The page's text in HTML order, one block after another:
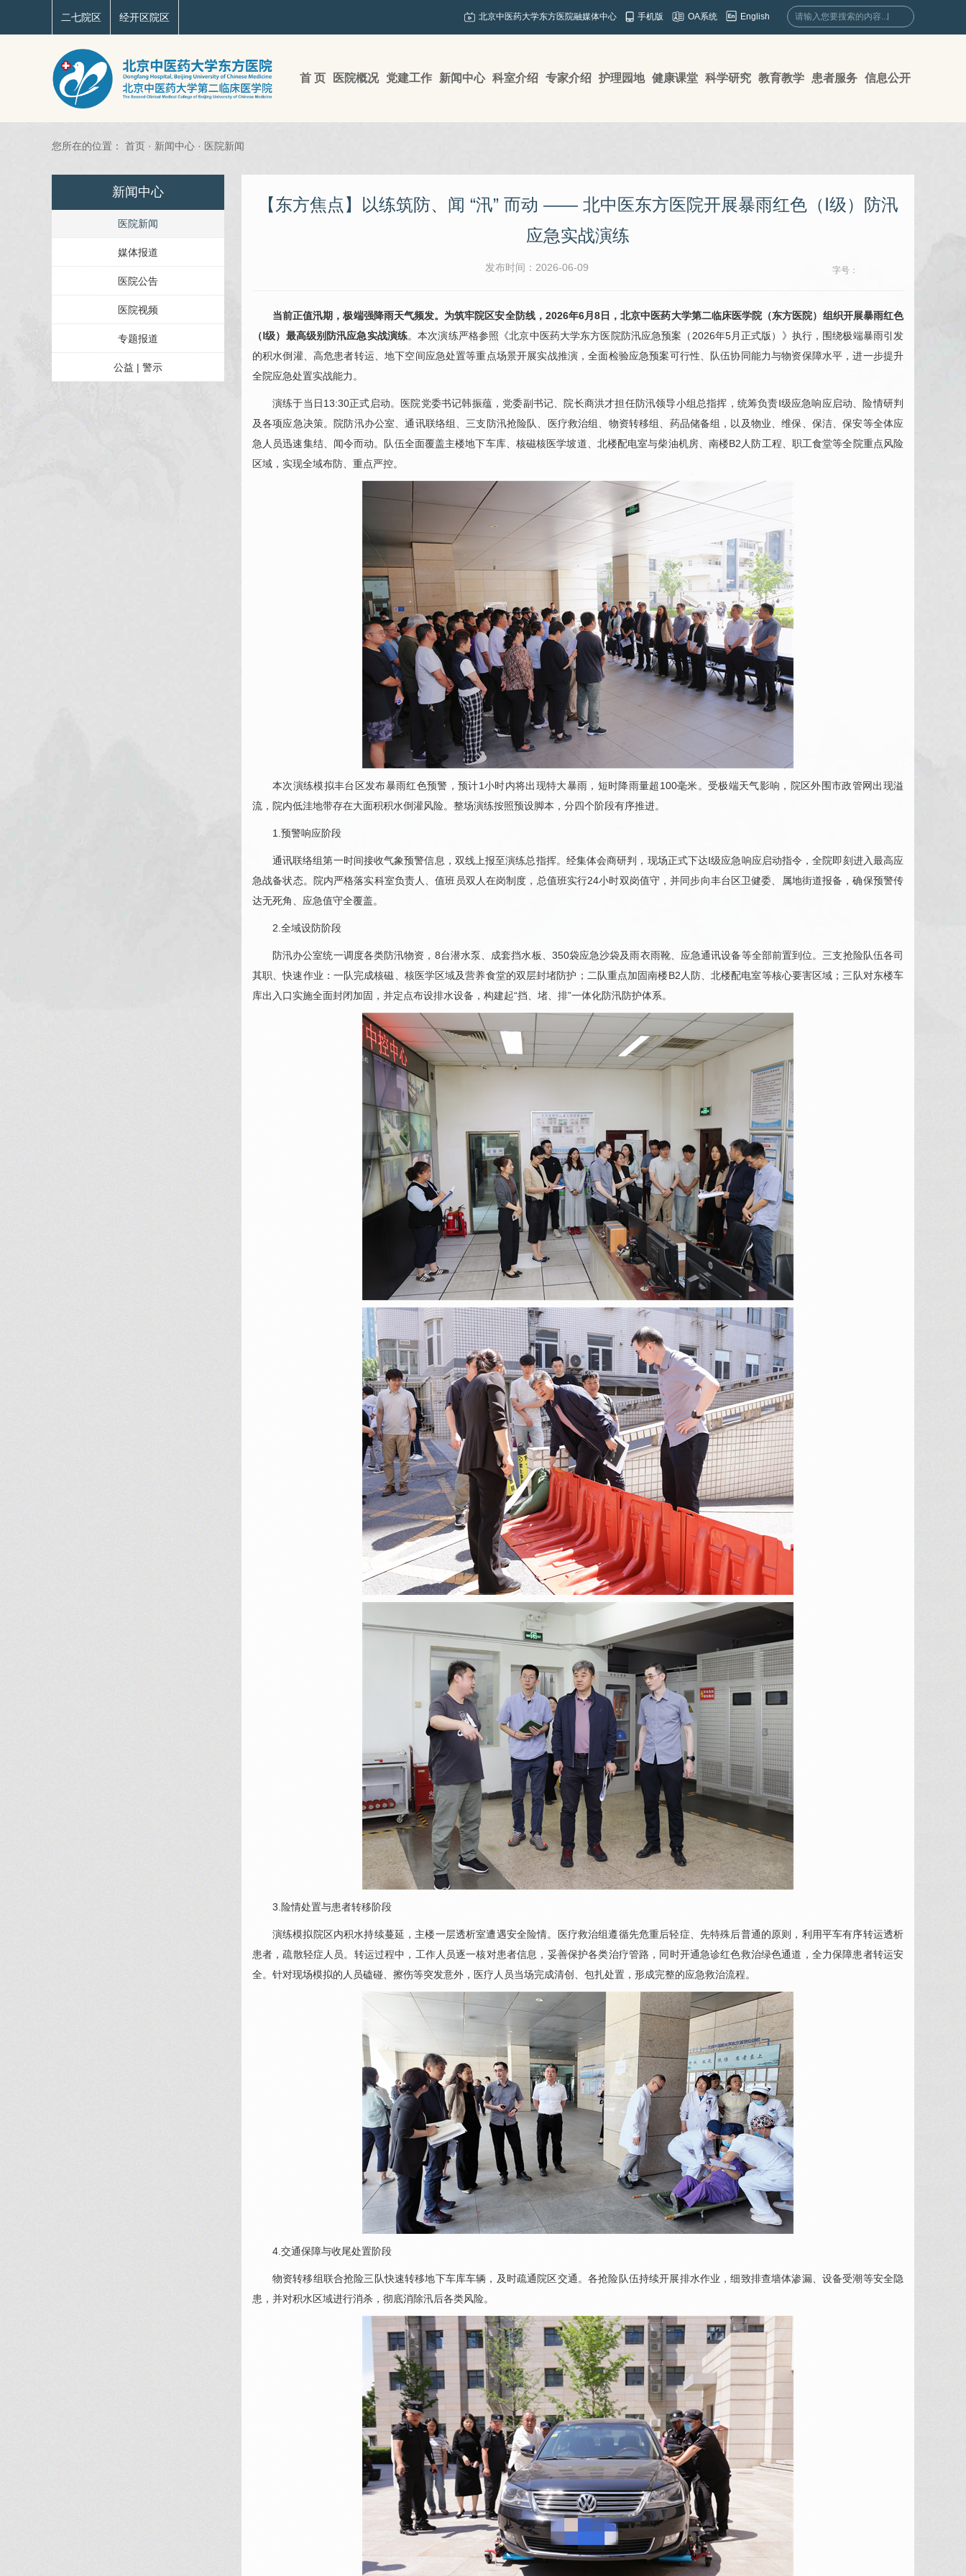
二七院区 经开区院区 北京中医药大学东方医院融媒体中心 手机版 OA系统 English
首 页 医院概况 党建工作 新闻中心 科室介绍 专家介绍 护理园地 健康课堂 科学研究 教育教学 患者服务 信息公开
您所在的位置： 首页 · 新闻中心 · 医院新闻
新闻中心
医院新闻
媒体报道
医院公告
医院视频
专题报道
公益 | 警示
【东方焦点】以练筑防、闻 “汛” 而动 —— 北中医东方医院开展暴雨红色（Ⅰ级）防汛
应急实战演练
发布时间：2026-06-09 字号：
当前正值汛期，极端强降雨天气频发。为筑牢院区安全防线，2026年6月8日，北京中医药大学第二临床医学院（东方医院）组织开展暴雨红色
（Ⅰ级）最高级别防汛应急实战演练。本次演练严格参照《北京中医药大学东方医院防汛应急预案（2026年5月正式版）》执行，围绕极端暴雨引发
的积水倒灌、高危患者转运、地下空间应急处置等重点场景开展实战推演，全面检验应急预案可行性、队伍协同能力与物资保障水平，进一步提升
全院应急处置实战能力。
演练于当日13:30正式启动。医院党委书记韩振蕴 ，党委副书记、院长商洪才担任防汛领导小组总指挥，统筹负责Ⅰ级应急响应启动、险情研判
及各项应急决策。院防汛办公室、通讯联络组、三支防汛抢险队、医疗救治组、物资转移组、药品储备组，以及物业、维保、保洁、保安等全体应
急人员迅速集结、闻令而动。队伍全面覆盖主楼地下车库、核磁核医学坡道、北楼配电室与柴油机房、南楼B2人防工程、职工食堂等全院重点风险
区域，实现全域布防、重点严控。
本次演练模拟丰台区发布暴雨红色预警，预计1小时内将出现特大暴雨，短时降雨量超100毫米。受极端天气影响，院区外围市政管网出现溢
流，院内低洼地带存在大面积积水倒灌风险。整场演练按照预设脚本，分四个阶段有序推进。
1.预警响应阶段
通讯联络组第一时间接收气象预警信息，双线上报至演练总指挥。经集体会商研判，现场正式下达Ⅰ级应急响应启动指令，全院即刻进入最高应
急战备状态。院内严格落实科室负责人、值班员双人在岗制度，总值班实行24小时双岗值守，并同步向丰台区卫健委、属地街道报备，确保预警传
达无死角、应急值守全覆盖。
2.全域设防阶段
防汛办公室统一调度各类防汛物资，8台潜水泵、成套挡水板、350袋应急沙袋及雨衣雨靴、应急通讯设备等全部前置到位。三支抢险队伍各司
其职、快速作业：一队完成核磁、核医学区域及营养食堂的双层封堵防护；二队重点加固南楼B2人防、北楼配电室等核心要害区域；三队对东楼车
库出入口实施全面封闭加固，并定点布设排水设备，构建起“挡、堵、排”一体化防汛防护体系。
3.险情处置与患者转移阶段
演练模拟院区内积水持续蔓延，主楼一层透析室遭遇安全险情。医疗救治组遵循先危重后轻症、先特殊后普通的原则，利用平车有序转运透析
患者，疏散轻症人员。转运过程中，工作人员逐一核对患者信息，妥善保护各类治疗管路，同时开通急诊红色救治绿色通道，全力保障患者转运安
全。针对现场模拟的人员磕碰、擦伤等突发意外，医疗人员当场完成清创、包扎处置，形成完整的应急救治流程。
4.交通保障与收尾处置阶段
物资转移组联合抢险三队快速转移地下车库车辆，及时疏通院区交通。各抢险队伍持续开展排水作业，细致排查墙体渗漏、设备受潮等安全隐
患，并对积水区域进行消杀，彻底消除汛后各类风险。